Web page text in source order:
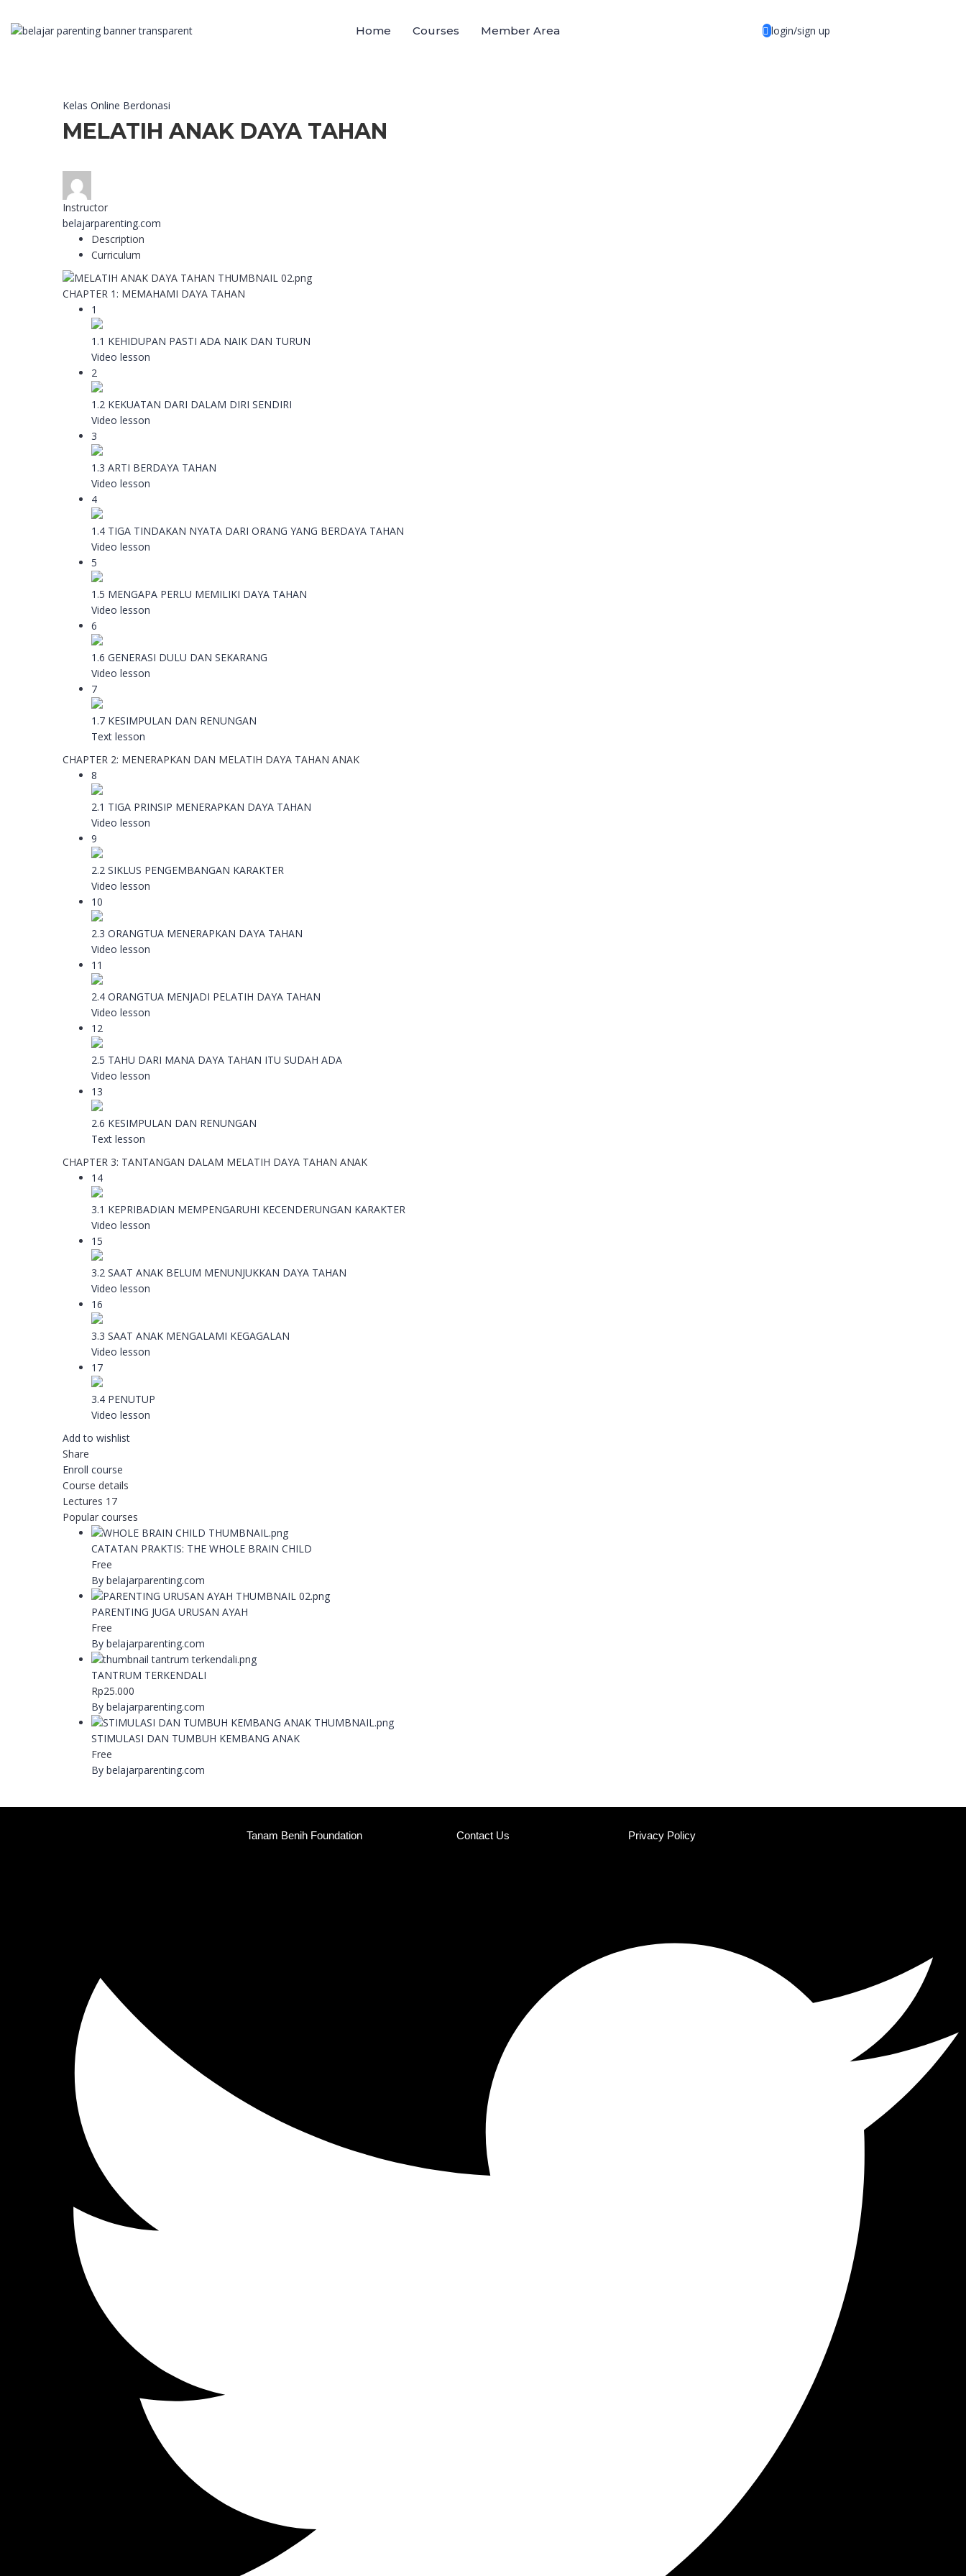
Home Courses Member Area login/sign up
Kelas Online Berdonasi
MELATIH ANAK DAYA TAHAN
Instructor
belajarparenting.com
Description
Curriculum
CHAPTER 1: MEMAHAMI DAYA TAHAN
1
1.1 KEHIDUPAN PASTI ADA NAIK DAN TURUN
Video lesson
2
1.2 KEKUATAN DARI DALAM DIRI SENDIRI
Video lesson
3
1.3 ARTI BERDAYA TAHAN
Video lesson
4
1.4 TIGA TINDAKAN NYATA DARI ORANG YANG BERDAYA TAHAN
Video lesson
5
1.5 MENGAPA PERLU MEMILIKI DAYA TAHAN
Video lesson
6
1.6 GENERASI DULU DAN SEKARANG
Video lesson
7
1.7 KESIMPULAN DAN RENUNGAN
Text lesson
CHAPTER 2: MENERAPKAN DAN MELATIH DAYA TAHAN ANAK
8
2.1 TIGA PRINSIP MENERAPKAN DAYA TAHAN
Video lesson
9
2.2 SIKLUS PENGEMBANGAN KARAKTER
Video lesson
10
2.3 ORANGTUA MENERAPKAN DAYA TAHAN
Video lesson
11
2.4 ORANGTUA MENJADI PELATIH DAYA TAHAN
Video lesson
12
2.5 TAHU DARI MANA DAYA TAHAN ITU SUDAH ADA
Video lesson
13
2.6 KESIMPULAN DAN RENUNGAN
Text lesson
CHAPTER 3: TANTANGAN DALAM MELATIH DAYA TAHAN ANAK
14
3.1 KEPRIBADIAN MEMPENGARUHI KECENDERUNGAN KARAKTER
Video lesson
15
3.2 SAAT ANAK BELUM MENUNJUKKAN DAYA TAHAN
Video lesson
16
3.3 SAAT ANAK MENGALAMI KEGAGALAN
Video lesson
17
3.4 PENUTUP
Video lesson
Add to wishlist
Share
Enroll course
Course details
Lectures 17
Popular courses
CATATAN PRAKTIS: THE WHOLE BRAIN CHILD
Free
By belajarparenting.com
PARENTING JUGA URUSAN AYAH
Free
By belajarparenting.com
TANTRUM TERKENDALI
Rp25.000
By belajarparenting.com
STIMULASI DAN TUMBUH KEMBANG ANAK
Free
By belajarparenting.com
Tanam Benih Foundation Contact Us Privacy Policy